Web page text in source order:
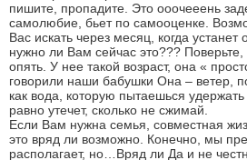
пишите, пропадите. Это ооочееень
самолюбие, бьет по самооценке.
Вас искать через месяц, когда устанет
нужно ли Вам сейчас это???
опять. У нее такой возраст, она «
говорили наши бабушки Она – ветер,
как вода, которую пытаешься
равно утечет, сколько не сжимай.
Если Вам нужна семья, совместная
это вряд ли возможно. Конечно, мы
располагает, но…Вряд ли Да и не